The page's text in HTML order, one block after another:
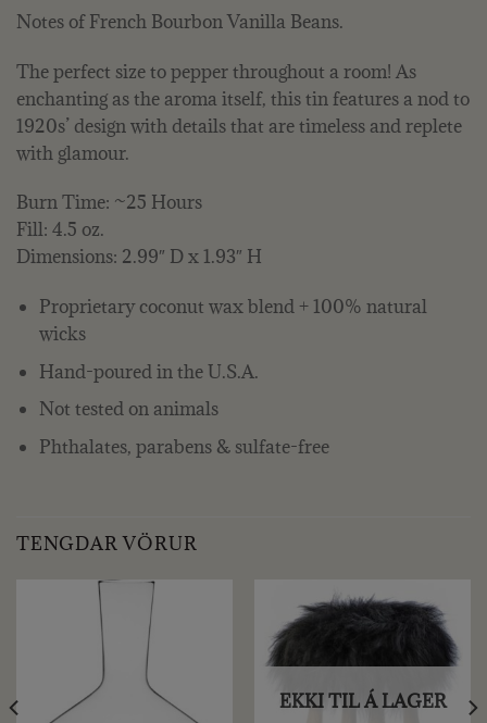
Notes of French Bourbon Vanilla Beans.
The perfect size to pepper throughout a room! As
enchanting as the aroma itself, this tin features a nod to
1920s’ design with details that are timeless and replete
with glamour.
Burn Time: ~25 Hours
Fill: 4.5 oz.
Dimensions: 2.99″ D x 1.93″ H
Proprietary coconut wax blend + 100% natural
wicks
Hand-poured in the U.S.A.
Not tested on animals
Phthalates, parabens & sulfate-free
TENGDAR VÖRUR
EKKI TIL Á LAGER